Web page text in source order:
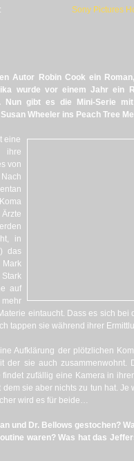
Sony Pictures
Autor Robin Cook ein
wurde vor einem Jahr ein
Nun gibt es die Mini-Serie
Wheeler ins Peach Tree
eine
ihre
von
in
das
auf
eintaucht. Dass es sich
tappen sie während ihrer
Aufklärung der plötzlichen
der sie auch zusammenwohnt.
zufällig eine Kamera in
sie aber nichts zu tun hat.
wird es für beide…
und Dr. Bellows gestochen?
waren? Was hat das